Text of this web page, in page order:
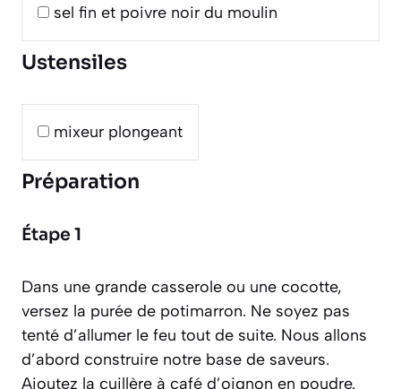
sel fin et poivre noir du moulin
Ustensiles
mixeur plongeant
Préparation
Étape 1
Dans une grande casserole ou une cocotte,
versez la purée de potimarron. Ne soyez pas
tenté d’allumer le feu tout de suite. Nous allons
d’abord construire notre base de saveurs.
Ajoutez la cuillère à café d’oignon en poudre.